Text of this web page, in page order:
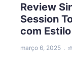
Review
Session
com
março 6, 2025